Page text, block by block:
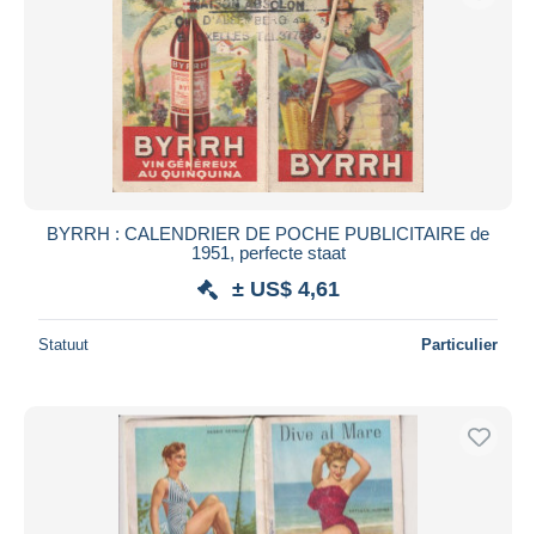
BYRRH : CALENDRIER DE POCHE PUBLICITAIRE de
1951, perfecte staat
± US$ 4,61
Statuut Particulier